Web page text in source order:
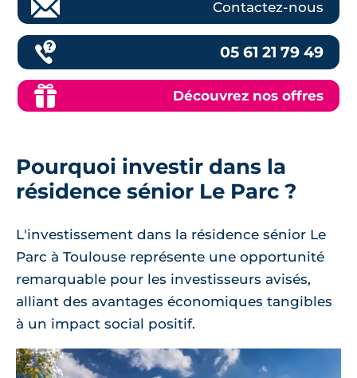
Contactez-nous
05 61 21 79 49
Découvrez nos offres
Pourquoi investir dans la
résidence sénior Le Parc ?
L'investissement dans la résidence sénior Le
Parc à Toulouse représente une opportunité
remarquable pour les investisseurs avisés,
alliant des avantages économiques tangibles
à un impact social positif.